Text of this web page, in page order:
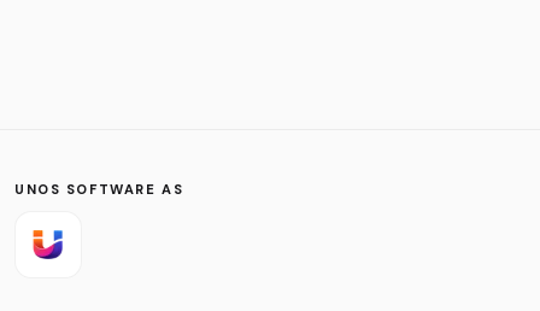
UNOS SOFTWARE AS